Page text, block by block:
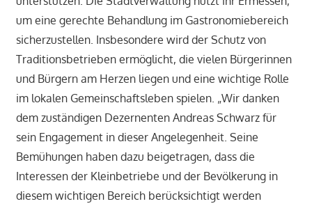
um eine gerechte Behandlung im Gastronomiebereich
sicherzustellen. Insbesondere wird der Schutz von
Traditionsbetrieben ermöglicht, die vielen Bürgerinnen
und Bürgern am Herzen liegen und eine wichtige Rolle
im lokalen Gemeinschaftsleben spielen. „Wir danken
dem zuständigen Dezernenten Andreas Schwarz für
sein Engagement in dieser Angelegenheit. Seine
Bemühungen haben dazu beigetragen, dass die
Interessen der Kleinbetriebe und der Bevölkerung in
diesem wichtigen Bereich berücksichtigt werden